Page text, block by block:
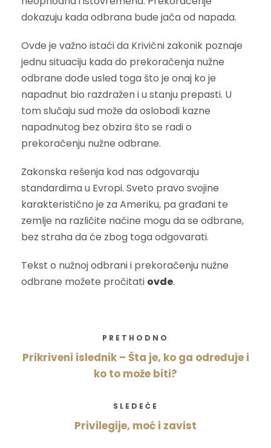
dokazuju kada odbrana bude jača od napada.
Ovde je važno istaći da Krivični zakonik poznaje
jednu situaciju kada do prekoračenja nužne
odbrane dođe usled toga što je onaj ko je
napadnut bio razdražen i u stanju prepasti. U
tom slučaju sud može da oslobodi kazne
napadnutog bez obzira što se radi o
prekoračenju nužne odbrane.
Zakonska rešenja kod nas odgovaraju
standardima u Evropi. Sveto pravo svojine
karakteristično je za Ameriku, pa građani te
zemlje na različite načine mogu da se odbrane,
bez straha da će zbog toga odgovarati.
Tekst o nužnoj odbrani i prekoračenju nužne
odbrane možete pročitati ovde.
PRETHODNO
Prikriveni islednik – Šta je, ko ga određuje i
ko to može biti?
SLEDEĆE
Privilegije, moć i zavist